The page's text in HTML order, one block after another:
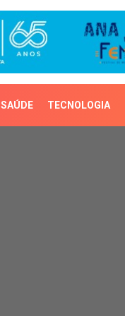
SAÚDE TECNOLOGIA